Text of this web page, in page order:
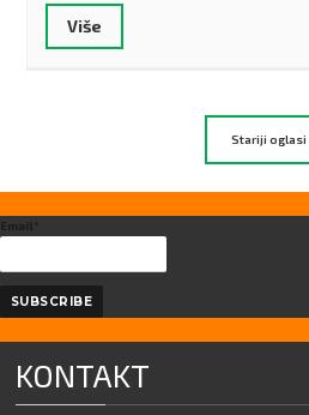
Više
Stariji oglasi
Email*
KONTAKT